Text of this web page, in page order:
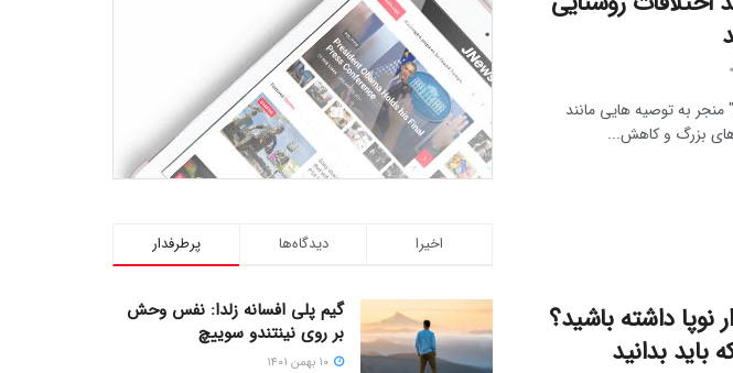
منجر به توصیه هایی مانند
های بزرگ و کاهش...
داشته باشید؟
باید بدانید
پرطرفدار دیدگاه‌ها اخیرا
گیم پلی افسانه زلدا: نفس وحش
بر روی نینتندو سوییچ